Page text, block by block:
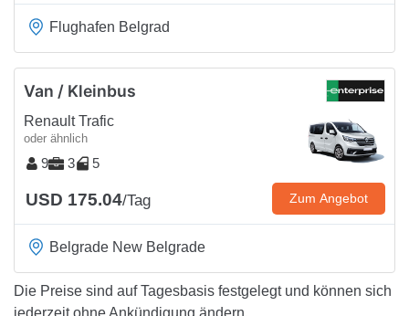
Flughafen Belgrad
Van / Kleinbus
Renault Trafic
oder ähnlich
9 3 5
USD 175.04/Tag Zum Angebot
Belgrade New Belgrade
Die Preise sind auf Tagesbasis festgelegt und können sich
jederzeit ohne Ankündigung ändern.